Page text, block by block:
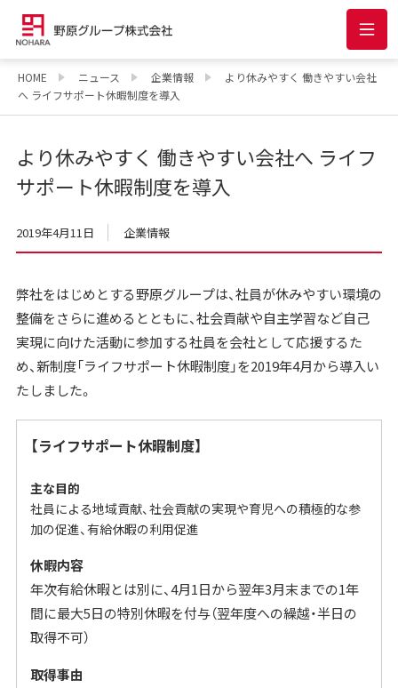
HOME ニュース 企業情報
より休みやすく 働きやすい会社
へ ライフサポート休暇制度を導入
より休みやすく 働きやすい会社へ ライフ
サポート休暇制度を導入
2019年4月11日 企業情報
弊社をはじめとする野原グループは、社員が休みやすい環境の
整備をさらに進めるとともに、社会貢献や自主学習など自己
実現に向けた活動に参加する社員を会社として応援するた
め、新制度「ライフサポート休暇制度」を2019年4月から導入い
たしました。
【ライフサポート休暇制度】
主な目的
社員による地域貢献、社会貢献の実現や育児への積極的な参
加の促進、有給休暇の利用促進
休暇内容
年次有給休暇とは別に、4月1日から翌年3月末までの1年
間に最大5日の特別休暇を付与（翌年度への繰越・半日の
取得不可）
取得事由